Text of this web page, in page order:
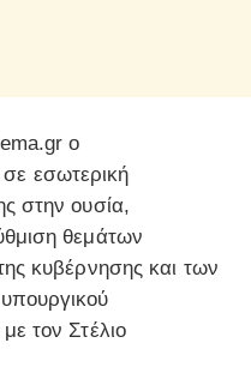
ο
εσωτερική
στην ουσία,
θεμάτων
κυβέρνησης και των
τον Στέλιο